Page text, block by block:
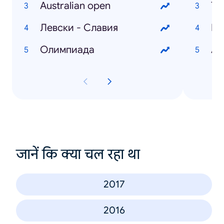
Australian open
Левски - Славия
Олимпиада
जानें कि क्या चल रहा था
2017
2016